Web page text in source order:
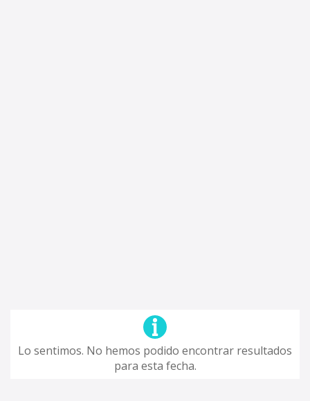
Lo sentimos. No hemos podido encontrar resultados
para esta fecha.